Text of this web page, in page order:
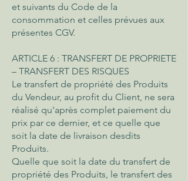
et suivants du Code de la
consommation et celles prévues aux
présentes CGV.
ARTICLE 6 : TRANSFERT DE PROPRIETE
– TRANSFERT DES RISQUES
Le transfert de propriété des Produits
du Vendeur, au profit du Client, ne sera
réalisé qu'après complet paiement du
prix par ce dernier, et ce quelle que
soit la date de livraison desdits
Produits.
Quelle que soit la date du transfert de
propriété des Produits, le transfert des